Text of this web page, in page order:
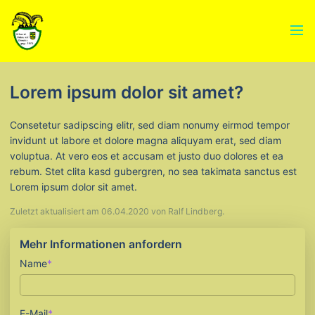
Menü
Lorem ipsum dolor sit amet?
Consetetur sadipscing elitr, sed diam nonumy eirmod tempor
invidunt ut labore et dolore magna aliquyam erat, sed diam
voluptua. At vero eos et accusam et justo duo dolores et ea
rebum. Stet clita kasd gubergren, no sea takimata sanctus est
Lorem ipsum dolor sit amet.
Zuletzt aktualisiert am 06.04.2020 von Ralf Lindberg.
Mehr Informationen anfordern
Pflichtfeld
Name*
Pflichtfeld